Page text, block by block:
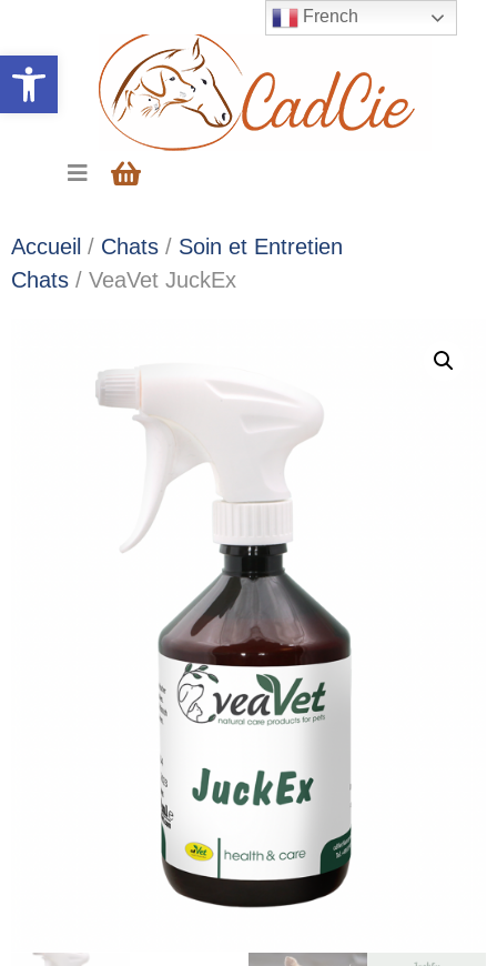
Ouvrir la barre d’outils
Accueil / Chats / Soin et Entretien
Chats / VeaVet JuckEx
French